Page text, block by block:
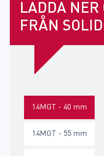
LADDA
FRÅN
14MGT - 40 mm
14MGT - 55 mm